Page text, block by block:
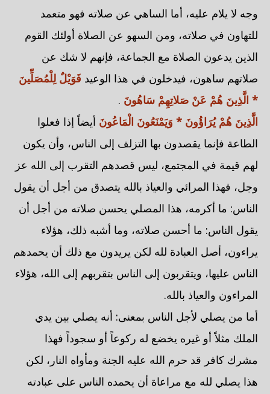
وجه لا يلام عليه، أما الساهي عن صلاته فهو متعمد
للتهاون في صلاته، ومن السهو عن الصلاة أولئك القوم
الذين يدعون الصلاة مع الجماعة، فإنهم لا شك عن
صلاتهم ساهون، فيدخلون في هذا الوعيد فَوَيْلٌ لِلْمُصَلِّينَ
* الَّذِينَ هُمْ عَنْ صَلاتِهِمْ سَاهُونَ .
الَّذِينَ هُمْ يُرَاؤُونَ * وَيَمْنَعُونَ الْمَاعُونَ أيضاً إذا فعلوا
الطاعة فإنما يقصدون بها التزلف إلى الناس، وأن يكون
لهم قيمة في المجتمع، ليس قصدهم التقرب إلى الله عز
وجل، فهذا المرائي والعياذ بالله يتصدق من أجل أن يقول
الناس: ما أكرمه، هذا المصلي يحسن صلاته من أجل أن
يقول الناس: ما أحسن صلاته، وما أشبه ذلك، هؤلاء
يراءون، أصل العبادة لله لكن يريدون مع ذلك أن يحمدهم
الناس عليها، ويتقربون إلى الناس بتقربهم إلى الله، هؤلاء
المراءون والعياذ بالله.
أما من يصلي لأجل الناس بمعنى: أنه يصلي بين يدي
الملك مثلاً أو غيره يخضع له ركوعاً أو سجوداً فهذا
مشرك كافر قد حرم الله عليه الجنة ومأواه النار، لكن
هذا يصلي لله مع مراعاة أن يحمده الناس على عبادته